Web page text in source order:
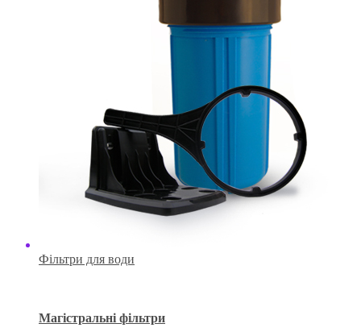
Фільтри для води
Магістральні фільтри